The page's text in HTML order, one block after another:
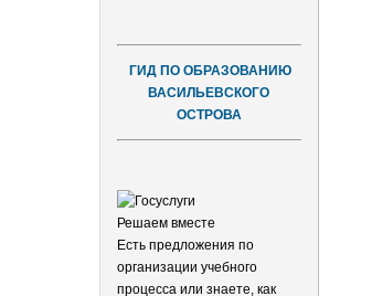
ГИД ПО ОБРАЗОВАНИЮ
ВАСИЛЬЕВСКОГО
ОСТРОВА
Решаем вместе
Есть предложения по
организации учебного
процесса или знаете, как